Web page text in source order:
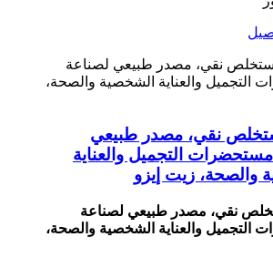
نقي، مصدر طبيعي
التجميل والعناية
والصحة، زيت إيزو
نقي، مصدر طبيعي لصناعة
التجميل والعناية الشخصية والصحة،